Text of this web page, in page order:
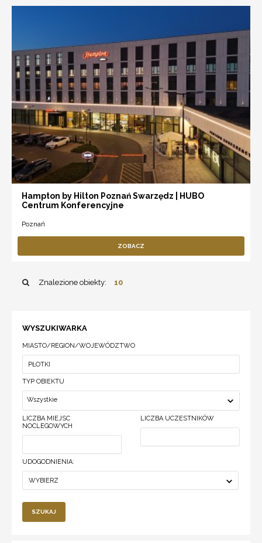
Hampton by Hilton Poznań Swarzędz | HUBO
Centrum Konferencyjne
Poznań
ZOBACZ
Znalezione obiekty: 10
WYSZUKIWARKA
MIASTO/REGION/WOJEWÓDZTWO
TYP OBIEKTU
Wszystkie
LICZBA MIEJSC
NOCLEGOWYCH
LICZBA UCZESTNIKÓW
UDOGODNIENIA:
WYBIERZ
SZUKAJ